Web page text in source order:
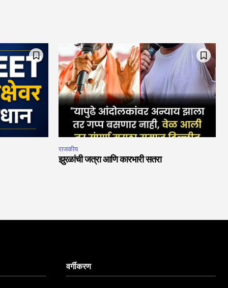
राजकीय
झुरळांची जत्रा आणि कारभारी सतरा
वर्गीकरण